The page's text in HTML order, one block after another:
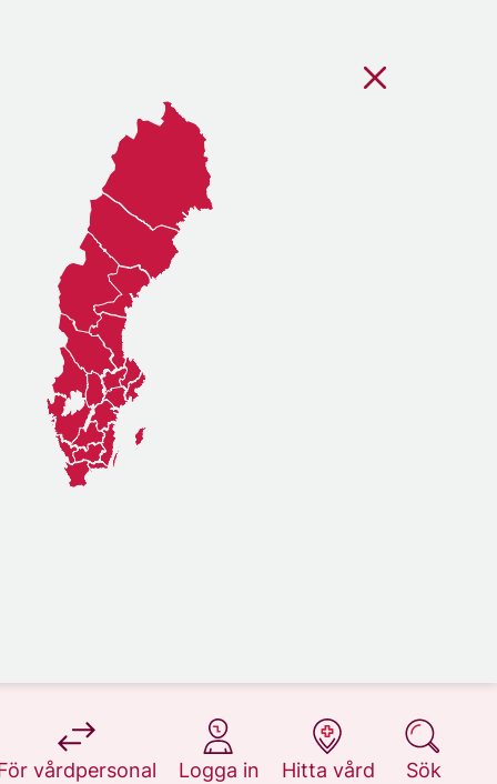
vårdpersonal
på 1177.se
Logga in
på 1177.se
Hitta vård
på 1177.se
Sök
på 1177.se